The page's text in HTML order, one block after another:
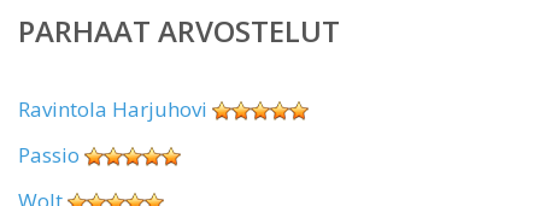
PARHAAT ARVOSTELUT
Ravintola Harjuhovi
Passio